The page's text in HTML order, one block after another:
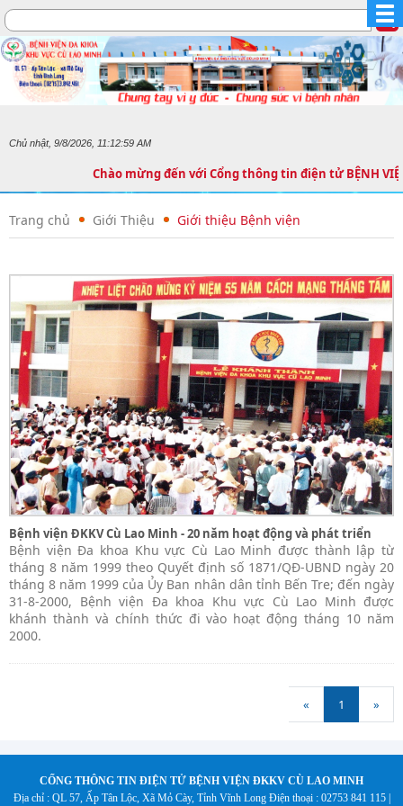
Chủ nhật, 9/8/2026, 11:12:59 AM
Chào mừng đến với Cổng thông tin điện tử BỆNH
Trang chủ Giới Thiệu Giới thiệu Bệnh viện
Bệnh viện ĐKKV Cù Lao Minh - 20 năm hoạt động và phát triển
Bệnh viện Đa khoa Khu vực Cù Lao Minh được thành lập từ
tháng 8 năm 1999 theo Quyết định số 1871/QĐ-UBND ngày 20
tháng 8 năm 1999 của Ủy Ban nhân dân tỉnh Bến Tre; đến ngày
31-8-2000, Bệnh viện Đa khoa Khu vực Cù Lao Minh được
khánh thành và chính thức đi vào hoạt động tháng 10 năm
2000.
« 1 »
CỐNG THÔNG TIN ĐIỆN TỬ BỆNH VIỆN ĐKKV CÙ LAO MINH
Địa chỉ : QL 57, Ấp Tân Lộc, Xã Mỏ Cày, Tỉnh Vĩnh LongĐiện thoại : 02753 841 115 |